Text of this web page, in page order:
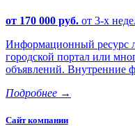
от 170 000 руб. от 3-х
Информационный ресурс
городской портал или
объявлений. Внутренние
Подробнее →
Сайт компании